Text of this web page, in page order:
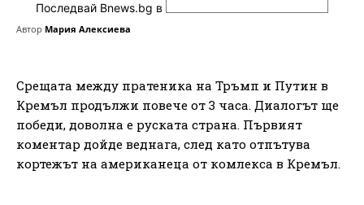
Последвай Bnews.bg в
Автор Мария Алексиева
Срещата между пратеника на Тръмп и Путин в
Кремъл продължи повече от 3 часа. Диалогът ще
победи, доволна е руската страна. Първият
коментар дойде веднага, след като отпътува
кортежът на американеца от комлекса в Кремъл.